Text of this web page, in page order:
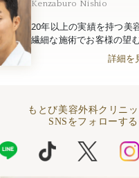
Kenzaburo Nishio
20年以上の実績を持つ美
繊細な施術でお客様の望
詳細を
もとび美容外科クリニ
SNSをフォローする